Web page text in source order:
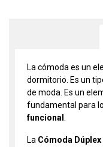
La cómoda es un
dormitorio. Es un
de moda. Es un
fundamental para
funcional
La Cómoda Dúplex